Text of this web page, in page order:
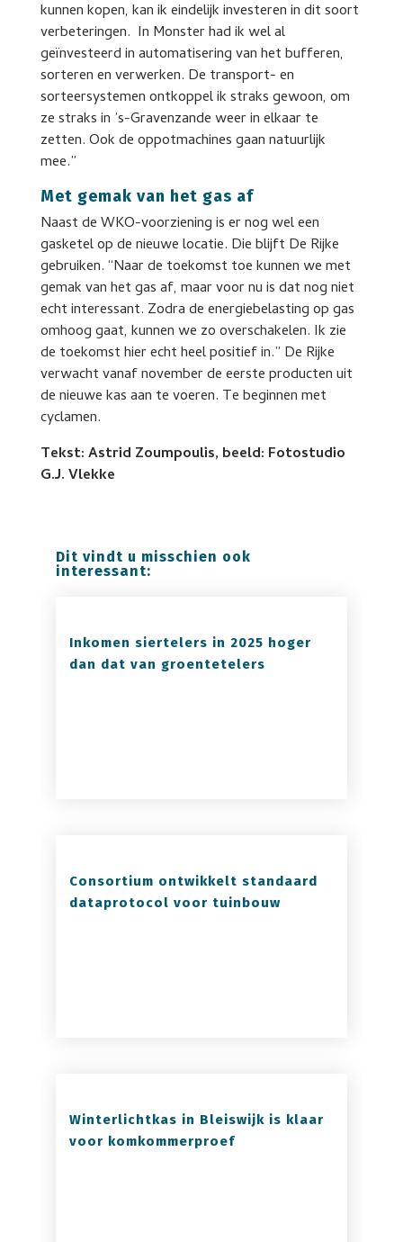
kunnen kopen, kan ik eindelijk investeren in dit soort
verbeteringen. In Monster had ik wel al
geïnvesteerd in automatisering van het bufferen,
sorteren en verwerken. De transport- en
sorteersystemen ontkoppel ik straks gewoon, om
ze straks in ’s-Gravenzande weer in elkaar te
zetten. Ook de oppotmachines gaan natuurlijk
mee.”
Met gemak van het gas af
Naast de WKO-voorziening is er nog wel een
gasketel op de nieuwe locatie. Die blijft De Rijke
gebruiken. “Naar de toekomst toe kunnen we met
gemak van het gas af, maar voor nu is dat nog niet
echt interessant. Zodra de energiebelasting op gas
omhoog gaat, kunnen we zo overschakelen. Ik zie
de toekomst hier echt heel positief in.” De Rijke
verwacht vanaf november de eerste producten uit
de nieuwe kas aan te voeren. Te beginnen met
cyclamen.
Tekst: Astrid Zoumpoulis, beeld: Fotostudio
G.J. Vlekke
Dit vindt u misschien ook
interessant:
Inkomen siertelers in 2025 hoger
dan dat van groentetelers
Consortium ontwikkelt standaard
dataprotocol voor tuinbouw
Winterlichtkas in Bleiswijk is klaar
voor komkommerproef